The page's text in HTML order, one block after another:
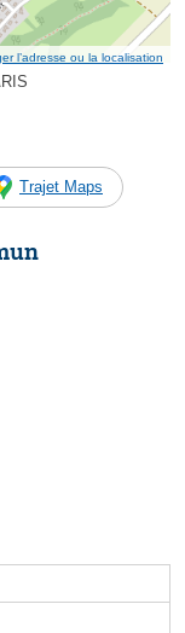
l’adresse ou la localisation
Trajet Maps